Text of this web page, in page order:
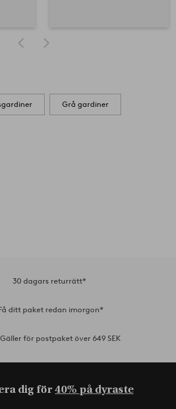
Grå gardiner
30 dagars returrätt*
ditt paket redan imorgon*
Gäller för postpaket över 649 SEK
dig för40% på dyraste